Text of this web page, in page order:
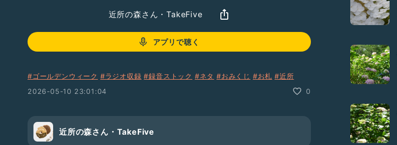
近所の森さん・TakeFive
アプリで聴く
#ゴールデンウィーク #ラジオ収録 #録音ストック #ネタ #おみくじ #お札 #近所
2026-05-10 23:01:04
0
近所の森さん・TakeFive